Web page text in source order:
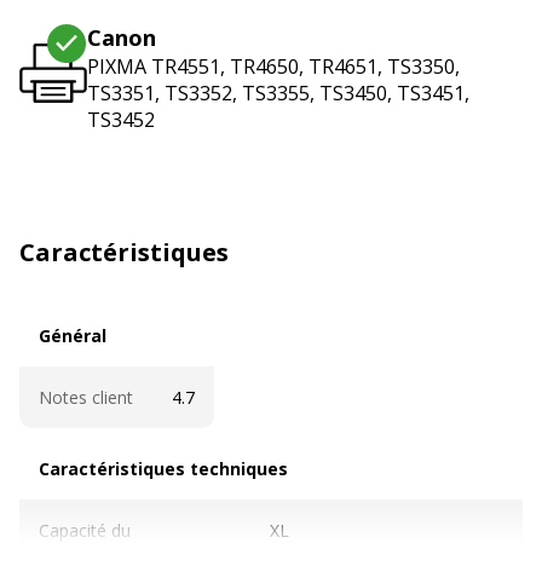
Canon
PIXMA TR4551, TR4650, TR4651, TS3350,
TS3351, TS3352, TS3355, TS3450, TS3451,
TS3452
Caractéristiques
Général
Notes client 4.7
Caractéristiques techniques
Capacité du
XL